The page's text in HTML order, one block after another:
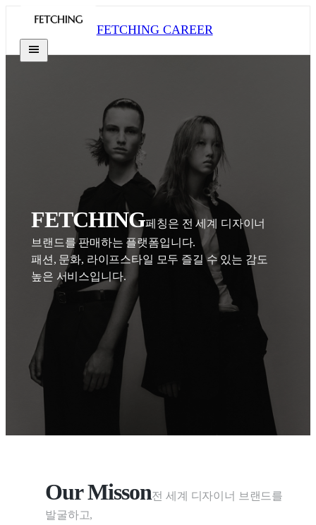
FETCHING CAREER
FETCHING페칭은 전 세계 디자이너
브랜드를 판매하는 플랫폼입니다.
패션, 문화, 라이프스타일 모두 즐길 수 있는 감도
높은 서비스입니다.
Our Misson전 세계 디자이너 브랜드를
발굴하고,